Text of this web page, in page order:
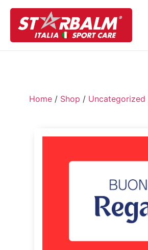
Home / Shop / Uncategorized